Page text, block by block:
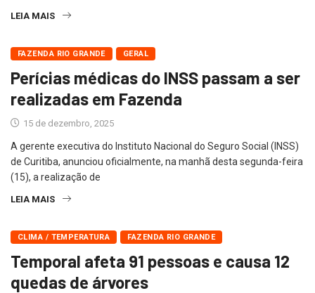
LEIA MAIS
FAZENDA RIO GRANDE GERAL
Perícias médicas do INSS passam a ser
realizadas em Fazenda
15 de dezembro, 2025
A gerente executiva do Instituto Nacional do Seguro Social (INSS)
de Curitiba, anunciou oficialmente, na manhã desta segunda-feira
(15), a realização de
LEIA MAIS
CLIMA / TEMPERATURA FAZENDA RIO GRANDE
Temporal afeta 91 pessoas e causa 12
quedas de árvores